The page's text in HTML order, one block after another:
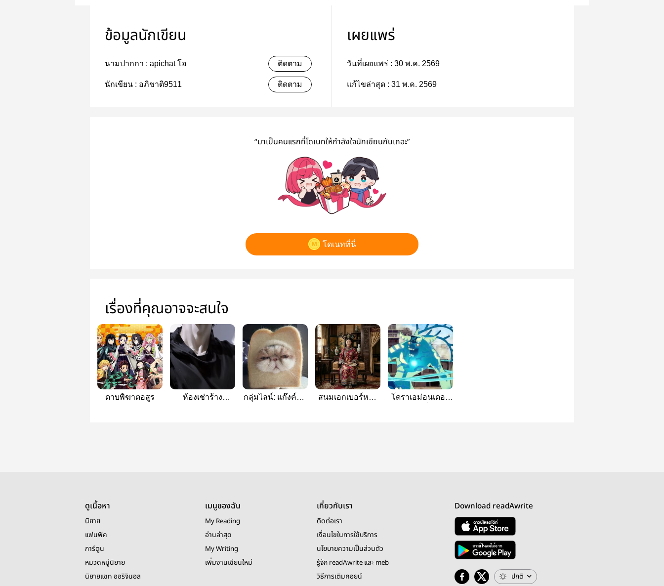
ข้อมูลนักเขียน
นามปากกา : apichat โอ ติดตาม
นักเขียน : อภิชาติ9511 ติดตาม
เผยแพร่
วันที่เผยแพร่ : 30 พ.ค. 2569
แก้ไขล่าสุด : 31 พ.ค. 2569
“มาเป็นคนแรกที่โดเนทให้กำลังใจนักเขียนกันเถอะ”
โดเนทที่นี่
เรื่องที่คุณอาจจะสนใจ
ดาบพิฆาตอสูร
ห้องเช่าร้าง
กลุ่มไลน์: แก๊งค์กิน
สนมเอกเบอร์หนึ่ง
โดราเอม่อนเดอะ
ดูเนื้อหา
นิยาย
แฟนฟิค
การ์ตูน
หมวดหมู่นิยาย
นิยายแชท ออริจินอล
เมนูของฉัน
My Reading
อ่านล่าสุด
My Writing
เพิ่มงานเขียนใหม่
เกี่ยวกับเรา
ติดต่อเรา
เงื่อนไขในการใช้บริการ
นโยบายความเป็นส่วนตัว
รู้จัก readAwrite และ meb
วิธีการเติมคอยน์
Download readAwrite
ปกติ